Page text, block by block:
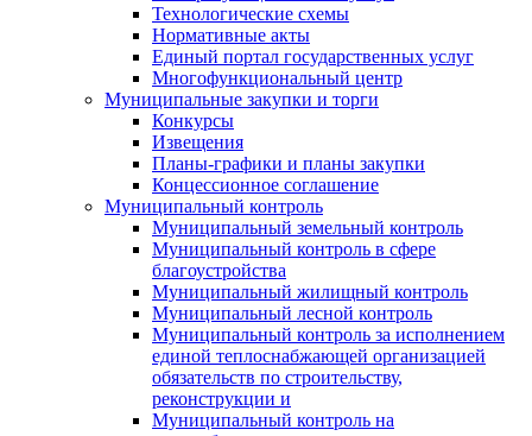
Технологические схемы
Нормативные акты
Единый портал государственных услуг
Многофункциональный центр
Муниципальные закупки и торги
Конкурсы
Извещения
Планы-графики и планы закупки
Концессионное соглашение
Муниципальный контроль
Муниципальный земельный контроль
Муниципальный контроль в сфере
благоустройства
Муниципальный жилищный контроль
Муниципальный лесной контроль
Муниципальный контроль за исполнением
единой теплоснабжающей организацией
обязательств по строительству,
реконструкции и
Муниципальный контроль на